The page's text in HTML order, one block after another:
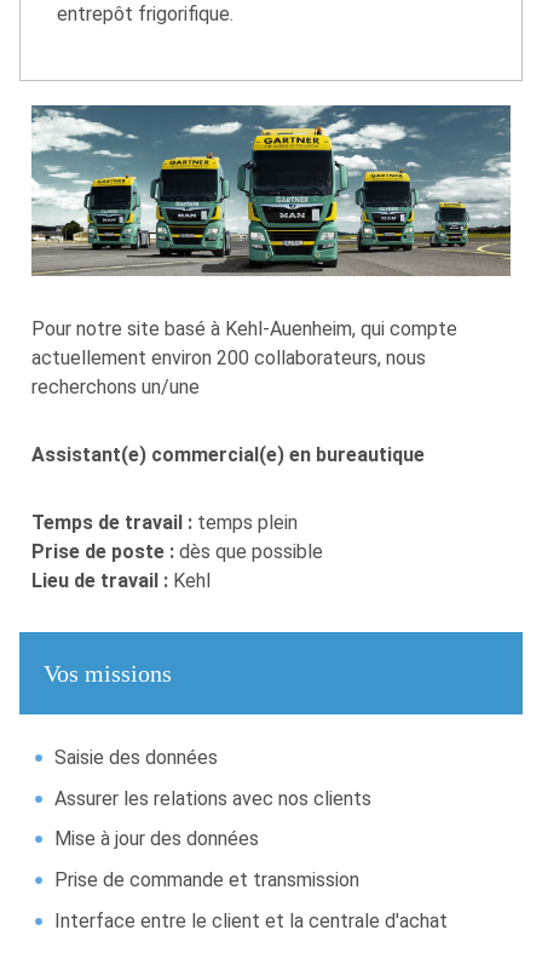
entrepôt frigorifique.
Pour notre site basé à Kehl-Auenheim, qui compte
actuellement environ 200 collaborateurs, nous
recherchons un/une
Assistant(e) commercial(e) en bureautique
Temps de travail : temps plein
Prise de poste : dès que possible
Lieu de travail : Kehl
Vos missions
Saisie des données
Assurer les relations avec nos clients
Mise à jour des données
Prise de commande et transmission
Interface entre le client et la centrale d'achat